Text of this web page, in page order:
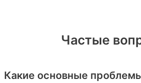
Частые
Какие основные